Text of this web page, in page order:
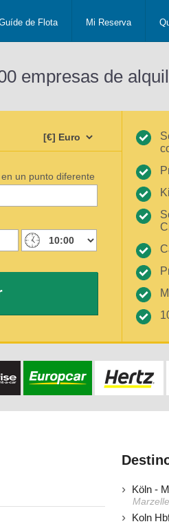
de Flota Mi Reserva
empresas de
un punto diferente
Köln -
Koln